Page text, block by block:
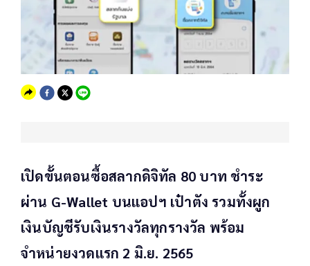
เปิดขั้นตอนซื้อสลากดิจิทัล 80 บาท ชำระ
ผ่าน G-Wallet บนแอปฯ เป๋าตัง รวมทั้งผูก
เงินบัญชีรับเงินรางวัลทุกรางวัล พร้อม
จำหน่ายงวดแรก 2 มิ.ย. 2565